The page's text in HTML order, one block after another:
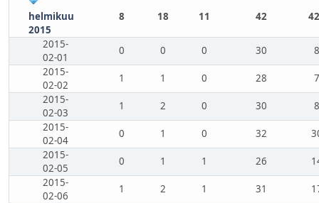
helmikuu
2015
8 18 11 42
2015-
02-01
0 0 0 30
2015-
02-02
1 1 0 28
2015-
02-03
1 2 0 30
2015-
02-04
0 1 0 32
2015-
02-05
0 1 1 26
2015-
02-06
1 2 1 31